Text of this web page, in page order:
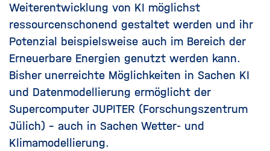
Weiterentwicklung von KI möglichst
ressourcenschonend gestaltet werden und ihr
Potenzial beispielsweise auch im Bereich der
Erneuerbare Energien genutzt werden kann.
Bisher unerreichte Möglichkeiten in Sachen KI
und Datenmodellierung ermöglicht der
Supercomputer JUPITER (Forschungszentrum
Jülich) - auch in Sachen Wetter- und
Klimamodellierung.